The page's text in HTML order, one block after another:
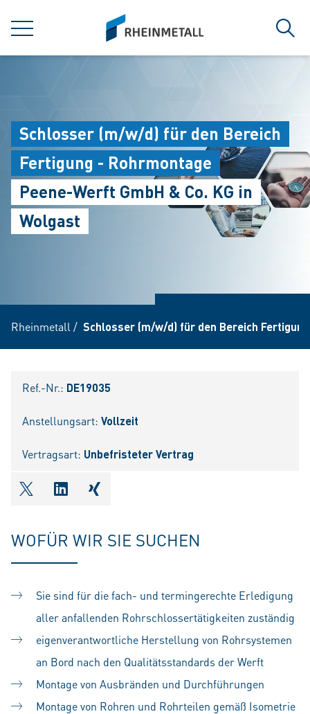
MENÜ
siteLogo
Schlosser (m/w/d) für den Bereich
Fertigung - Rohrmontage
Peene-Werft GmbH & Co. KG in
Wolgast
Rheinmetall / Schlosser (m/w/d) für den Bereich
Ref.-Nr.: DE19035
Anstellungsart: Vollzeit
Vertragsart: Unbefristeter Vertrag
shareOntwitter
shareOnlinkedIn
shareOnxing
WOFÜR WIR SIE SUCHEN
Sie sind für die fach- und termingerechte Erledigung
aller anfallenden Rohrschlossertätigkeiten zuständig
eigenverantwortliche Herstellung von Rohrsystemen
an Bord nach den Qualitätsstandards der Werft
Montage von Ausbränden und Durchführungen
Montage von Rohren und Rohrteilen gemäß Isometrie